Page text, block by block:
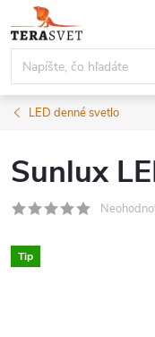
na
obsah
LED denné svetlo
Sunlux
Tip